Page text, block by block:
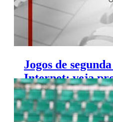
Jogos de
Internet; veja
(8/7/2019)